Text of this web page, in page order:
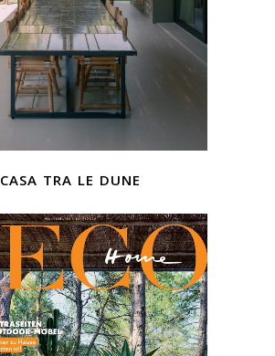
casa tra le dune